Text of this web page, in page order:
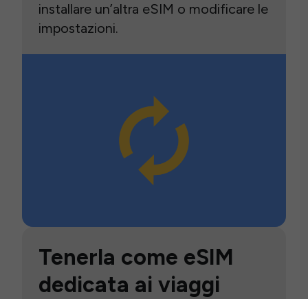
installare un’altra eSIM o modificare le
impostazioni.
Tenerla come eSIM
dedicata ai viaggi